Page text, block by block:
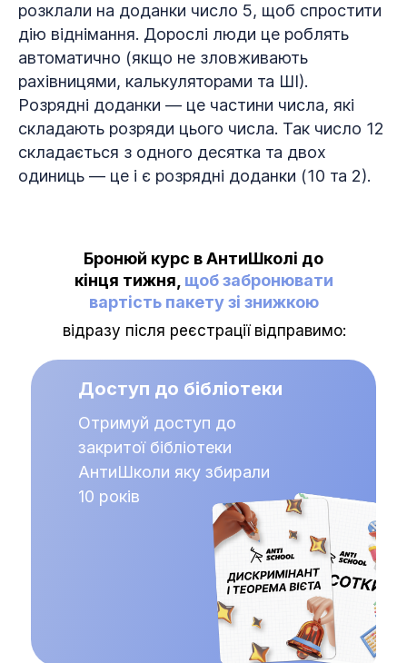
розклали на доданки число 5, щоб спростити
дію віднімання. Дорослі люди це роблять
автоматично (якщо не зловживають
рахівницями, калькуляторами та ШІ).
Розрядні доданки — це частини числа, які
складають розряди цього числа. Так число 12
складається з одного десятка та двох
одиниць — це і є розрядні доданки (10 та 2).
Бронюй курс в АнтиШколі до
кінця тижня, щоб забронювати
вартість пакету зі знижкою
Доступ до бібліотеки
Отримуй доступ до
закритої бібліотеки
АнтиШколи яку збирали
10 років
відразу після реєстрації відправимо: